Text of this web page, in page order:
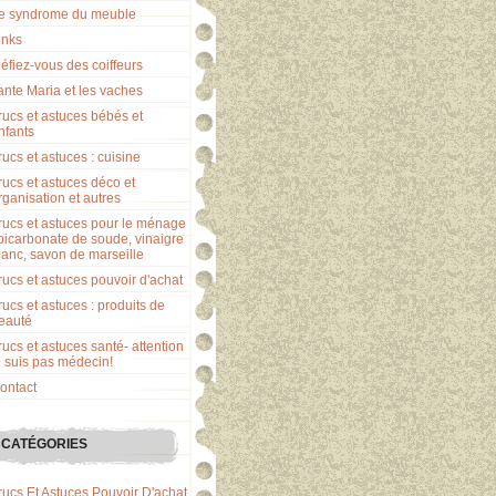
syndrome du meuble
vous des coiffeurs
Maria et les vaches
et astuces bébés et
et astuces : cuisine
et astuces déco et
et autres
et astuces pour le ménage
de soude, vinaigre
savon de marseille
et astuces pouvoir d'achat
et astuces : produits de
et astuces santé- attention
suis pas médecin!
CATÉGORIES
Et Astuces Pouvoir D'achat